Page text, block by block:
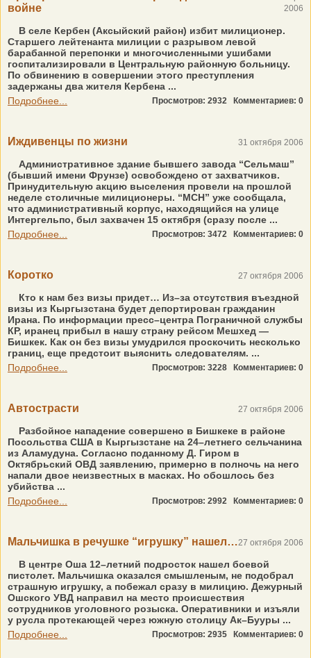
войне
2006
В селе Кербен (Аксыйский район) избит милиционер.
Старшего лейтенанта милиции с разрывом левой
барабанной перепонки и многочисленными ушибами
госпитализировали в Центральную районную больницу.
По обвинению в совершении этого преступления
задержаны два жителя Кербена ...
Подробнее...
Просмотров: 2932 Комментариев: 0
Иждивенцы по жизни 31 октября 2006
Административное здание бывшего завода “Сельмаш”
(бывший имени Фрунзе) освобождено от захватчиков.
Принудительную акцию выселения провели на прошлой
неделе столичные милиционеры. “МСН” уже сообщала,
что административный корпус, находящийся на улице
Интергельпо, был захвачен 15 октября (сразу после ...
Подробнее...
Просмотров: 3472 Комментариев: 0
Коротко 27 октября 2006
Кто к нам без визы придет… Из–за отсутствия въездной
визы из Кыргызстана будет депортирован гражданин
Ирана. По информации пресс–центра Пограничной службы
КР, иранец прибыл в нашу страну рейсом Мешхед —
Бишкек. Как он без визы умудрился проскочить несколько
границ, еще предстоит выяснить следователям. ...
Подробнее...
Просмотров: 3228 Комментариев: 0
Автострасти 27 октября 2006
Разбойное нападение совершено в Бишкеке в районе
Посольства США в Кыргызстане на 24–летнего сельчанина
из Аламудуна. Согласно поданному Д. Гиром в
Октябрьский ОВД заявлению, примерно в полночь на него
напали двое неизвестных в масках. Но обошлось без
убийства ...
Подробнее...
Просмотров: 2992 Комментариев: 0
Мальчишка в речушке “игрушку” нашел…27 октября 2006
В центре Оша 12–летний подросток нашел боевой
пистолет. Мальчишка оказался смышленым, не подобрал
страшную игрушку, а побежал сразу в милицию. Дежурный
Ошского УВД направил на место происшествия
сотрудников уголовного розыска. Оперативники и изъяли
у русла протекающей через южную столицу Ак–Бууры ...
Подробнее...
Просмотров: 2935 Комментариев: 0